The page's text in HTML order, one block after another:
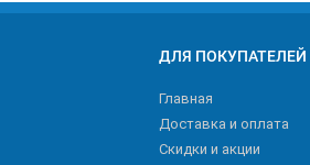
ДЛЯ ПОКУПАТЕЛЕЙ
Главная
Доставка и оплата
Скидки и акции